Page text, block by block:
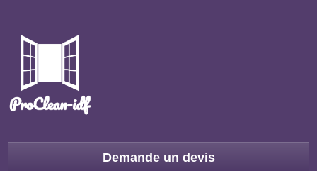
Demande un devis